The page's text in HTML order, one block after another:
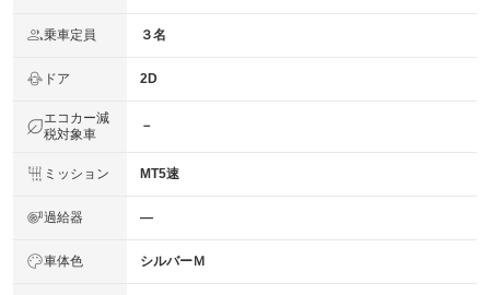
乗車定員 ３名
ドア 2D
エコカー減
税対象車
－
ミッション MT5速
過給器 ―
車体色 シルバーＭ